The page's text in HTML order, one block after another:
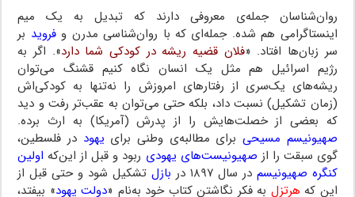
روان‌شناسان جمله‌ی معروفی دارند که تبدیل به یک میم
اینستاگرامی ‌هم شده. جمله‌ای که با روان‌شناسی مدرن وفروید بر
سر زبان‌ها افتاد. «فلان قضیه ریشه در کودکی شما دارد». اگر به
رژیم اسرائیل هم مثل یک انسان نگاه کنیم قشنگ می‌توان
ریشه‌های یک‌سری از رفتارهای امروزش را نه‌تنها به کودکی‌اش
(زمان تشکیل) نسبت داد، بلکه حتی می‌توان به عقب‌تر رفت و دید
که بعضی از خصلت‌هایش را از پدرش (آمریکا) به ارث برده.
صهیونیسم مسیحیبرای مطالبه‌ی وطنی برای یهود در فلسطین،
گوی سبقت را از صهیونیست‌های یهودی ربود و قبل از این‌که اولین
کنگره صهیونیسم در سال ۱۸۹۷ در بازلتشکیل شود و حتی قبل از
این که هرتزل به فکر نگاشتن کتاب خود به‌نام «دولت یهود» بیفتد،